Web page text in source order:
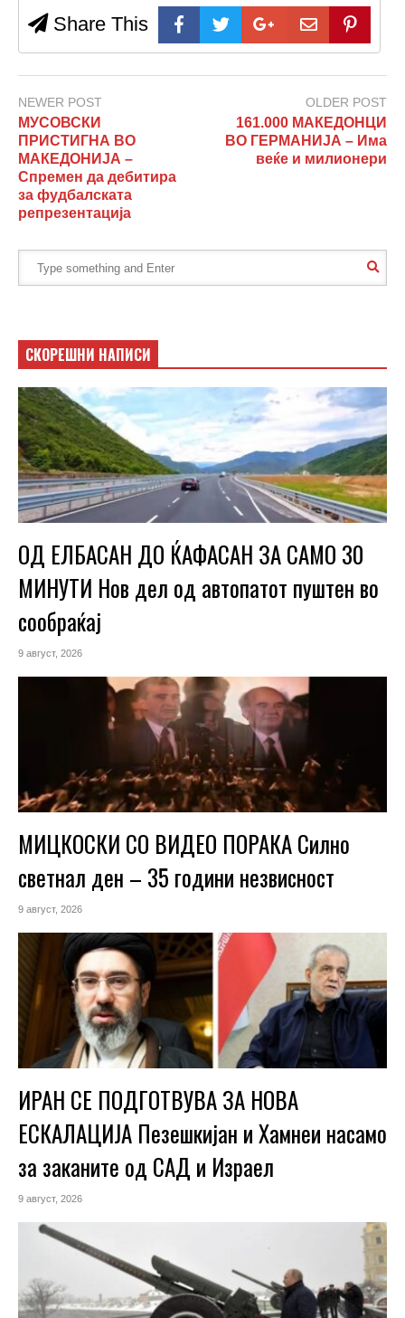
Share This
NEWER POST
МУСОВСКИ
ПРИСТИГНА ВО
МАКЕДОНИЈА –
Спремен да дебитира
за фудбалската
репрезентација
OLDER POST
161.000 МАКЕДОНЦИ
ВО ГЕРМАНИЈА – Има
веќе и милионери
СКОРЕШНИ НАПИСИ
ОД ЕЛБАСАН ДО ЌАФАСАН ЗА САМО 30
МИНУТИ Нов дел од автопатот пуштен во
сообраќај
9 август, 2026
МИЦКОСКИ СО ВИДЕО ПОРАКА Силно
светнал ден – 35 години незвисност
9 август, 2026
ИРАН СЕ ПОДГОТВУВА ЗА НОВА
ЕСКАЛАЦИЈА Пезешкијан и Хамнеи насамо
за заканите од САД и Израел
9 август, 2026